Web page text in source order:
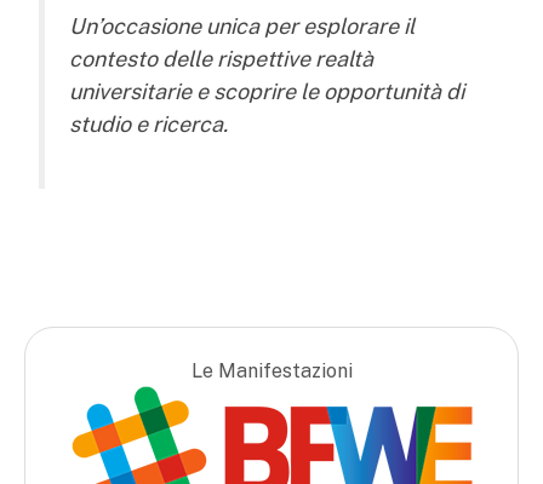
Un’occasione unica per esplorare il
contesto delle rispettive realtà
universitarie e scoprire le opportunità di
studio e ricerca.
Le Manifestazioni